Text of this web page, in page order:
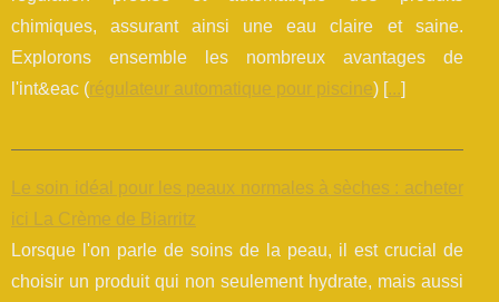
chimiques, assurant ainsi une eau claire et saine.
Explorons ensemble les nombreux avantages de
l'int&eac (régulateur automatique pour piscine) [...]
Le soin idéal pour les peaux normales à sèches : acheter
ici La Crème de Biarritz
Lorsque l'on parle de soins de la peau, il est crucial de
choisir un produit qui non seulement hydrate, mais aussi